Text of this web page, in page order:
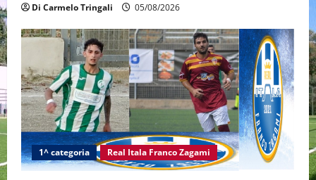
Di Carmelo Tringali 05/08/2026
1^ categoria Real Itala Franco Zagami